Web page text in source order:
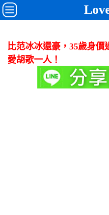
比范冰冰還豪，35歲身
愛胡歌一人！